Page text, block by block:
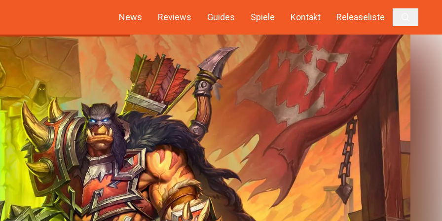
News Reviews Guides Spiele Kontakt Releaseliste